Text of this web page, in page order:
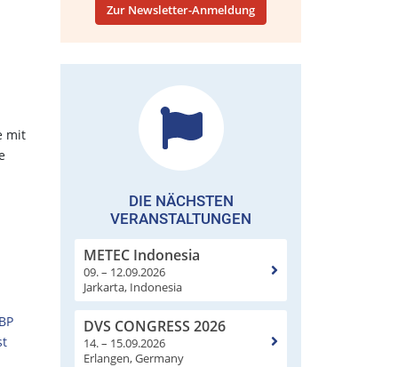
mit
Zur Newsletter-Anmeldung
DIE NÄCHSTEN
VERANSTALTUNGEN
METEC Indonesia
09. – 12.09.2026
Jarkarta, Indonesia
DVS CONGRESS 2026
14. – 15.09.2026
Erlangen, Germany